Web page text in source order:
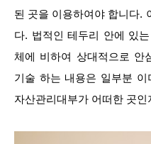
된 곳을 이용하여야 합니다.
다. 법적인 테두리 안에 있
체에 비하여 상대적으로 안
기술 하는 내용은 일부분 이
자산관리대부가 어떠한 곳